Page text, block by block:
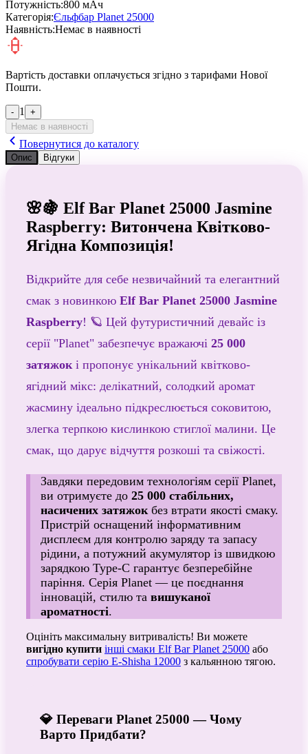
Потужність:800 мАч
Категорія:Єльфбар Planet 25000
Наявність:Немає в наявності
Вартість доставки оплачується згідно з тарифами Нової
Пошти.
- 1
+
Немає в наявності
Повернутися до каталогу
Опис Відгуки
🌸🍇 Elf Bar Planet 25000 Jasmine
Raspberry: Витончена Квітково-
Ягідна Композиція!
Відкрийте для себе незвичайний та елегантний
смак з новинкою Elf Bar Planet 25000 Jasmine
Raspberry! 🪐 Цей футуристичний девайс із
серії "Planet" забезпечує вражаючі 25 000
затяжокі пропонує унікальний квітково-
ягідний мікс: делікатний, солодкий аромат
жасмину ідеально підкреслюється соковитою,
злегка терпкою кислинкою стиглої малини. Це
смак, що дарує відчуття розкоші та свіжості.
Завдяки передовим технологіям серії Planet,
ви отримуєте до 25 000 стабільних,
насичених затяжок без втрати якості смаку.
Пристрій оснащений інформативним
дисплеєм для контролю заряду та запасу
рідини, а потужний акумулятор із швидкою
зарядкою Type-C гарантує безперебійне
паріння. Серія Planet — це поєднання
інновацій, стилю та вишуканої
ароматності.
Оцініть максимальну витривалість! Ви можете
вигідно купити інші смаки Elf Bar Planet 25000 або
спробувати серію E-Shisha 12000 з кальянною тягою.
💎 Переваги Planet 25000 — Чому
Варто Придбати?